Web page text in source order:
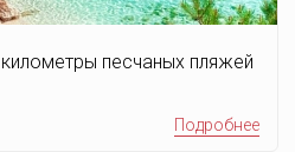
песчаных пляжей
Подробнее